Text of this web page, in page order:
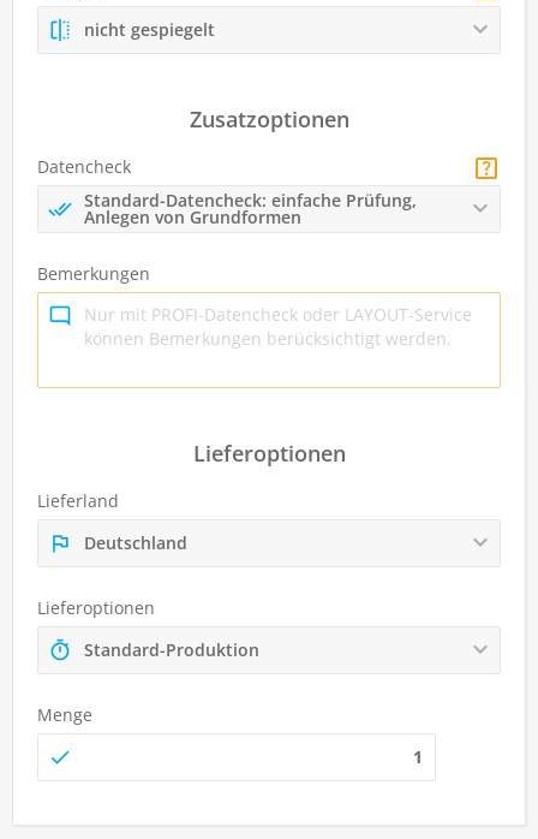
nicht gespiegelt
Zusatzoptionen
Datencheck
Standard-Datencheck: einfache Prüfung,
Anlegen von Grundformen
Bemerkungen
Lieferoptionen
Lieferland
Deutschland
Lieferoptionen
Standard-Produktion
Menge